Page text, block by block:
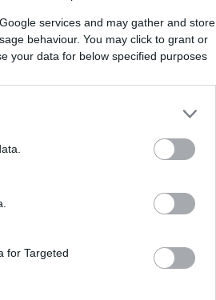
services and may gather and store
behaviour. You may click to grant or
your data for below specified purposes
for Targeted
KERESÉS
PINTEREST